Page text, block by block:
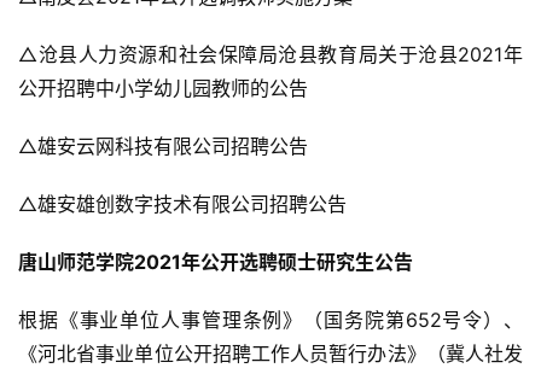
△沧县人力资源和社会保障局沧县教育局关于沧县2021年
公开招聘中小学幼儿园教师的公告
△雄安云网科技有限公司招聘公告
△雄安雄创数字技术有限公司招聘公告
唐山师范学院2021年公开选聘硕士研究生公告
根据《事业单位人事管理条例》（国务院第652号令）、
《河北省事业单位公开招聘工作人员暂行办法》（冀人社发